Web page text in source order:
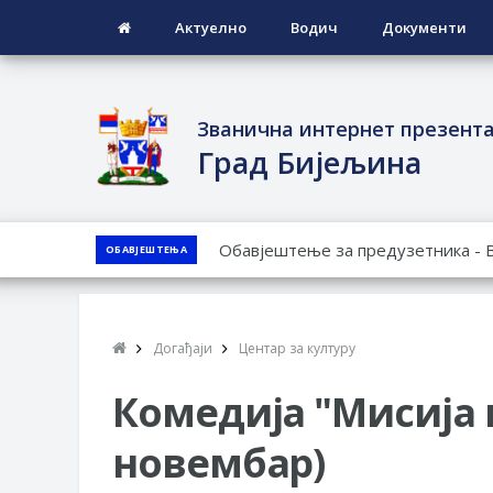
Актуелно Водич Документи
Званична интернет
Град Бијељина
ОБАВЈЕШТЕЊА
ЈАВНИ ПОЗИВ ЗА ПРИЈАВУ
ЈАВНИ КОНКУРС ЗА ДОДЈЕЛУ
ПРЕЛИМИНАРНA РАНГ ЛИСТA
ДЕМОБИЛИСАНЕ БОРЦЕ ВОЈСКЕ
СОЦИЈАЛНЕ ПОТРЕБЕ
ЈАВНИ ПОЗИВ ЗА НАЈЉЕПШЕ
Догађаји Центар за културу
Комедија "Мисија
новембар)